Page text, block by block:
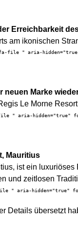
Erreichbarkeit
am ikonischen
" aria-hidden="true"
neuen Marke
Le Morne
aria-hidden="true"
Mauritius
ist ein
und zeitlosen
aria-hidden="true"
Details übersetzt